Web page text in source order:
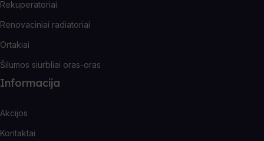
Rekuperatoriai
Renovaciniai radiatoriai
Ortakiai
Šilumos siurbliai oras-oras
Informacija
Akcijos
Kontaktai